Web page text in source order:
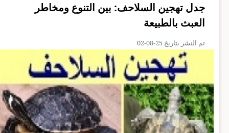
تزاوج وتفريخ السلاحف ورعاية البيض
السلاحف البحرية
جدل تهجين السلاحف: بين التنوع ومخاطر
العبث بالطبيعة
تم النشر بتاريخ 25-08-02